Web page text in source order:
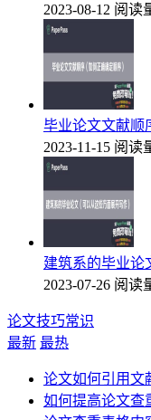
2023-08-12 阅读
毕业论文文献顺
2023-11-15 阅读
建筑系的毕业论
2023-07-26 阅读
论文技巧常识
最新 最热
论文如何引用文
如何提高论文查